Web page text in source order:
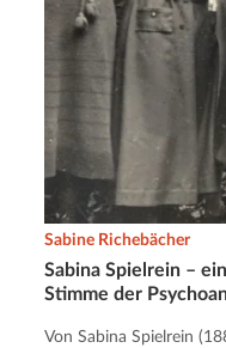
Sabina Spielrein –
Stimme der
Sabine Richebächer
Von Sabina Spielrein